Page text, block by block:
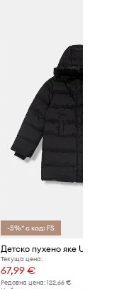
-5%* с код: FS
Текуща цена:
67,99 €
Редовна цена: 122,66 €